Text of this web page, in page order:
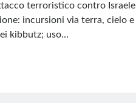
terroristico contro Israele
incursioni via terra, cielo e
kibbutz; uso…